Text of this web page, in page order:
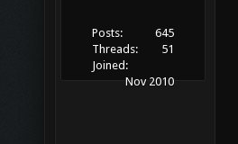
Posts:
645
Threads:
51
Joined:
Nov 2010